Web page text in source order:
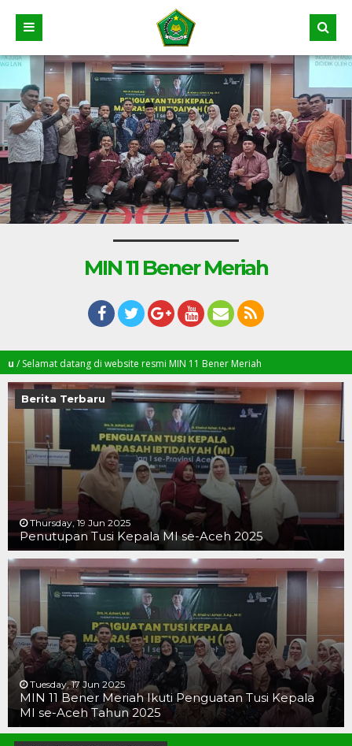
MIN 11 Bener Meriah
datang di website resmi MIN 11 Bener Meriah
Berita Terbaru
Thursday, 19 Jun 2025
Penutupan Tusi Kepala MI se-Aceh 2025
Tuesday, 17 Jun 2025
MIN 11 Bener Meriah Ikuti Penguatan Tusi Kepala
MI se-Aceh Tahun 2025
19 JUN 2025
19 JUN 2025
16 JUN 2025